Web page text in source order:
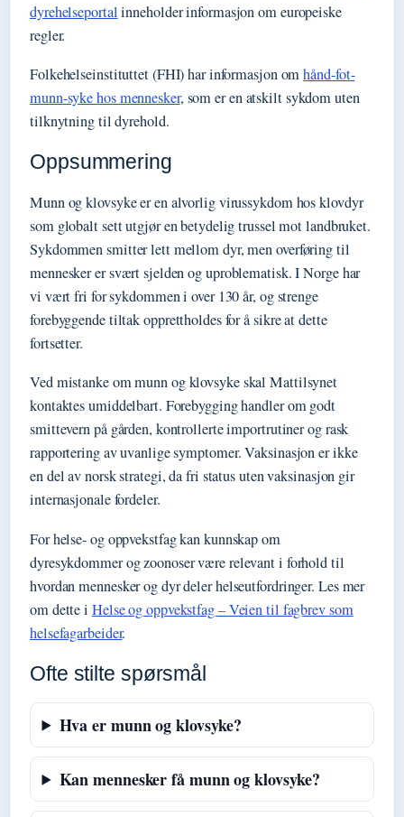
dyrehelseportalinneholder informasjon om europeiske
regler.
Folkehelseinstituttet (FHI) har informasjon omhånd-fot-
munn-syke hos mennesker, som er en atskilt sykdom uten
tilknytning til dyrehold.
Oppsummering
Munn og klovsyke er en alvorlig virussykdom hos klovdyr
som globalt sett utgjør en betydelig trussel mot landbruket.
Sykdommen smitter lett mellom dyr, men overføring til
mennesker er svært sjelden og uproblematisk. I Norge har
vi vært fri for sykdommen i over 130 år, og strenge
forebyggende tiltak opprettholdes for å sikre at dette
fortsetter.
Ved mistanke om munn og klovsyke skal Mattilsynet
kontaktes umiddelbart. Forebygging handler om godt
smittevern på gården, kontrollerte importrutiner og rask
rapportering av uvanlige symptomer. Vaksinasjon er ikke
en del av norsk strategi, da fri status uten vaksinasjon gir
internasjonale fordeler.
For helse- og oppvekstfag kan kunnskap om
dyresykdommer og zoonoser være relevant i forhold til
hvordan mennesker og dyr deler helseutfordringer. Les mer
om dette i Helse og oppvekstfag – Veien til fagbrev som
helsefagarbeider.
Ofte stilte spørsmål
Hva er munn og klovsyke?
Kan mennesker få munn og klovsyke?